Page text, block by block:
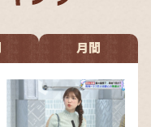
にする？～
ミカタ
月間